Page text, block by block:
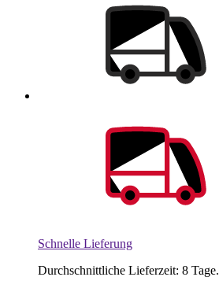
Schnelle Lieferung
Durchschnittliche Lieferzeit: 8 Tage.